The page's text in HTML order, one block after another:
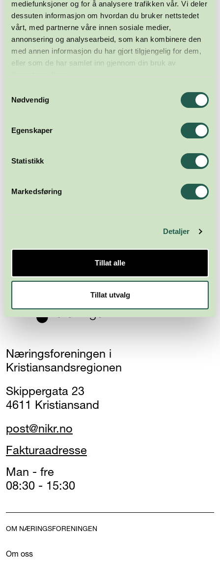
mediefunksjoner og for å analysere trafikken vår. Vi deler
dessuten informasjon om hvordan du bruker nettstedet
vårt, med partnerne våre innen sosiale medier,
annonsering og analysearbeid, som kan kombinere den
med annen informasjon du har gjort tilgjengelig for dem,
eller som de har samlet inn gjennom din bruk av
Nødvendig
Egenskaper
Statistikk
Markedsføring
Detaljer
Tillat alle
Tillat utvalg
Abonner
Næringsforeningen i
Kristiansandsregionen
Skippergata 23
4611 Kristiansand
post@nikr.no
Fakturaadresse
Man - fre
08:30 - 15:30
OM NÆRINGSFORENINGEN
Om oss